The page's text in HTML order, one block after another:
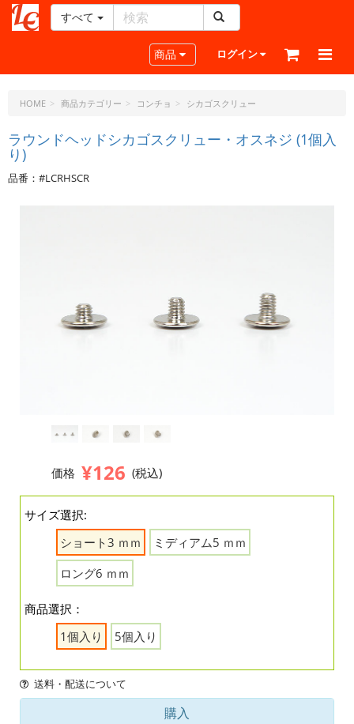
ー
ラ
ト・
ド
ッ
ト・
すべて
Toggle navigation
商品 ログイン
HOME 商品カテゴリー コンチョ シカゴスクリュー
ラウンドヘッドシカゴスクリュー・オスネジ (1個入
り)
品番：#LCRHSCR
価格 ¥126 (税込)
サイズ選択:
ショート3 ｍｍ
ミディアム5 ｍｍ
ロング6 ｍｍ
商品選択：
1個入り
5個入り
送料・配送について
購入